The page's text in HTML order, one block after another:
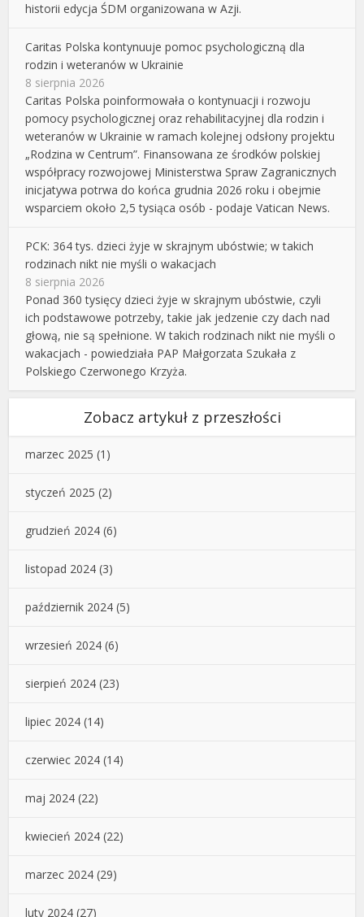
historii edycja ŚDM organizowana w Azji.
Caritas Polska kontynuuje pomoc psychologiczną dla
rodzin i weteranów w Ukrainie
8 sierpnia 2026
Caritas Polska poinformowała o kontynuacji i rozwoju
pomocy psychologicznej oraz rehabilitacyjnej dla rodzin i
weteranów w Ukrainie w ramach kolejnej odsłony projektu
„Rodzina w Centrum”. Finansowana ze środków polskiej
współpracy rozwojowej Ministerstwa Spraw Zagranicznych
inicjatywa potrwa do końca grudnia 2026 roku i obejmie
wsparciem około 2,5 tysiąca osób - podaje Vatican News.
PCK: 364 tys. dzieci żyje w skrajnym ubóstwie; w takich
rodzinach nikt nie myśli o wakacjach
8 sierpnia 2026
Ponad 360 tysięcy dzieci żyje w skrajnym ubóstwie, czyli
ich podstawowe potrzeby, takie jak jedzenie czy dach nad
głową, nie są spełnione. W takich rodzinach nikt nie myśli o
wakacjach - powiedziała PAP Małgorzata Szukała z
Polskiego Czerwonego Krzyża.
Zobacz artykuł z przeszłości
marzec 2025 (1)
styczeń 2025 (2)
grudzień 2024 (6)
listopad 2024 (3)
październik 2024 (5)
wrzesień 2024 (6)
sierpień 2024 (23)
lipiec 2024 (14)
czerwiec 2024 (14)
maj 2024 (22)
kwiecień 2024 (22)
marzec 2024 (29)
luty 2024 (27)